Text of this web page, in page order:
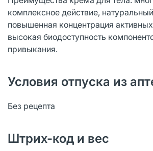
комплексное действие,
повышенная концентрация
высокая биодоступность
привыкания.
Условия отпуска из
Без рецепта
Штрих-код и вес